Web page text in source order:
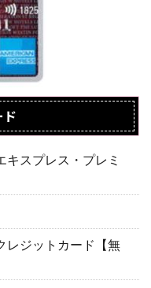
スプレス・プレミ
レジットカード【無